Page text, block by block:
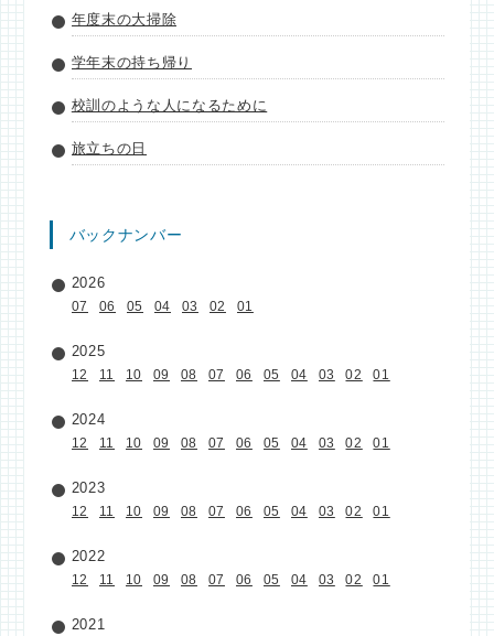
年度末の大掃除
学年末の持ち帰り
校訓のような人になるために
旅立ちの日
バックナンバー
2026
07 06 05 04 03 02 01
2025
12 11 10 09 08 07 06 05 04 03 02 01
2024
12 11 10 09 08 07 06 05 04 03 02 01
2023
12 11 10 09 08 07 06 05 04 03 02 01
2022
12 11 10 09 08 07 06 05 04 03 02 01
2021